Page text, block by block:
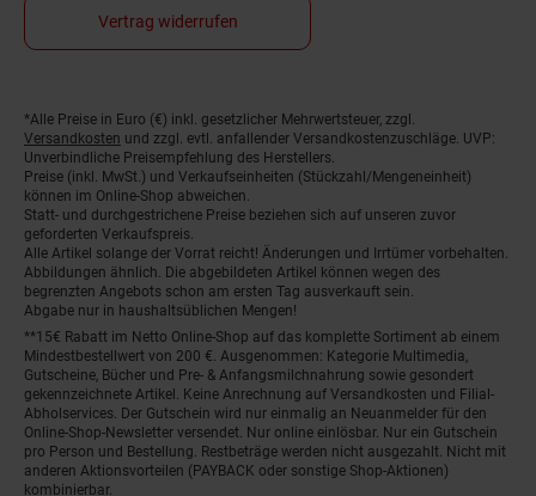
Vertrag widerrufen
Fußnoten
*Alle Preise in Euro (€) inkl. gesetzlicher Mehrwertsteuer, zzgl.
Versandkosten und zzgl. evtl. anfallender Versandkostenzuschläge. UVP:
Unverbindliche Preisempfehlung des Herstellers.
Preise (inkl. MwSt.) und Verkaufseinheiten (Stückzahl/Mengeneinheit)
können im Online-Shop abweichen.
Statt- und durchgestrichene Preise beziehen sich auf unseren zuvor
geforderten Verkaufspreis.
Alle Artikel solange der Vorrat reicht! Änderungen und Irrtümer vorbehalten.
Abbildungen ähnlich. Die abgebildeten Artikel können wegen des
begrenzten Angebots schon am ersten Tag ausverkauft sein.
Abgabe nur in haushaltsüblichen Mengen!
**15€ Rabatt im Netto Online-Shop auf das komplette Sortiment ab einem
Mindestbestellwert von 200 €. Ausgenommen: Kategorie Multimedia,
Gutscheine, Bücher und Pre- & Anfangsmilchnahrung sowie gesondert
gekennzeichnete Artikel. Keine Anrechnung auf Versandkosten und Filial-
Abholservices. Der Gutschein wird nur einmalig an Neuanmelder für den
Online-Shop-Newsletter versendet. Nur online einlösbar. Nur ein Gutschein
pro Person und Bestellung. Restbeträge werden nicht ausgezahlt. Nicht mit
anderen Aktionsvorteilen (PAYBACK oder sonstige Shop-Aktionen)
kombinierbar.